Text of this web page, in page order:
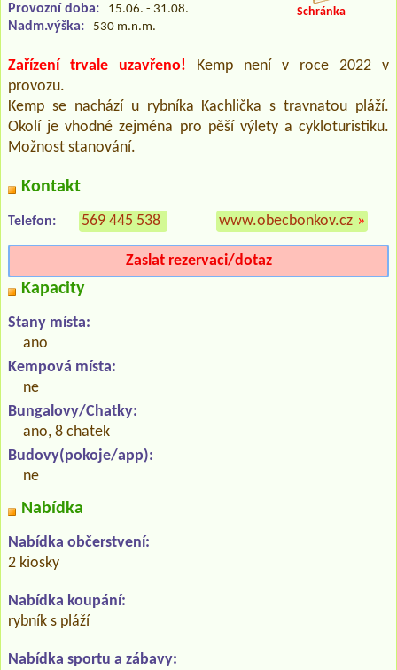
Provozní doba: 15.06. - 31.08.
Nadm.výška: 530 m.n.m.
Schránka
Zařízení trvale uzavřeno! Kemp není v roce 2022 v
provozu.
Kemp se nachází u rybníka Kachlička s travnatou pláží.
Okolí je vhodné zejména pro pěší výlety a cykloturistiku.
Možnost stanování.
Kontakt
Telefon: 569 445 538 www.obecbonkov.cz »
Zaslat rezervaci/dotaz
Kapacity
Stany místa:
ano
Kempová místa:
ne
Bungalovy/Chatky:
ano, 8 chatek
Budovy(pokoje/app):
ne
Nabídka
Nabídka občerstvení:
2 kiosky
Nabídka koupání:
rybník s pláží
Nabídka sportu a zábavy: